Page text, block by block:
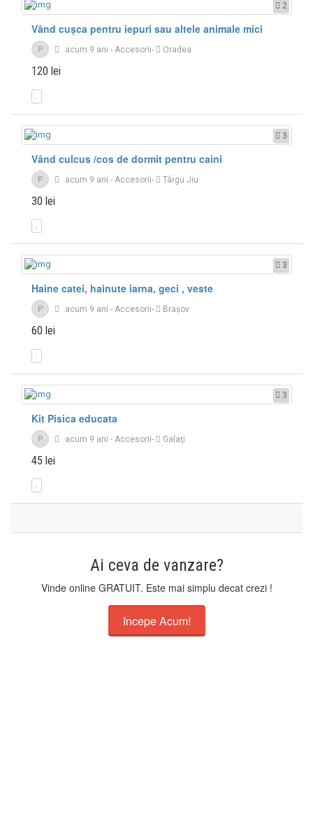
2
Vând cușca pentru iepuri sau altele animale mici
P acum 9 ani - Accesorii- Oradea
120 lei
3
Vând culcus /cos de dormit pentru caini
P acum 9 ani - Accesorii- Târgu Jiu
30 lei
3
Haine catei, hainute iarna, geci , veste
P acum 9 ani - Accesorii- Braşov
60 lei
3
Kit Pisica educata
P acum 9 ani - Accesorii- Galaţi
45 lei
Ai ceva de vanzare?
Vinde online GRATUIT. Este mai simplu decat crezi !
Incepe Acum!